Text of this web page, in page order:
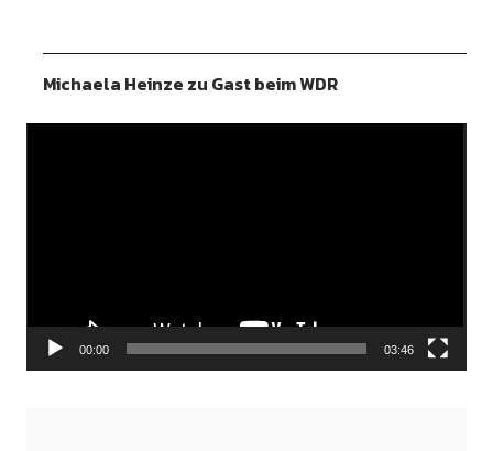
Michaela Heinze zu Gast beim WDR
00:00 03:46